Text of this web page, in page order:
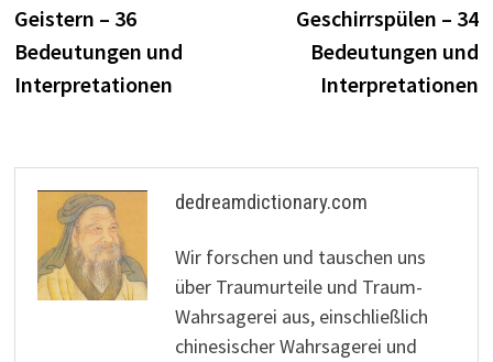
Geistern – 36
Bedeutungen und
Interpretationen
Geschirrspülen – 34
Bedeutungen und
Interpretationen
dedreamdictionary.com
Wir forschen und tauschen uns
über Traumurteile und Traum-
Wahrsagerei aus, einschließlich
chinesischer Wahrsagerei und